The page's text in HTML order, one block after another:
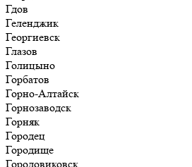
Гдов
Геленджик
Георгиевск
Глазов
Голицыно
Горбатов
Горно-Алтайск
Горнозаводск
Горняк
Городец
Городище
Городовиковск